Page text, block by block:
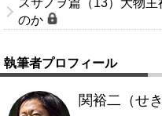
スサノヲ篇（13）大物
のか
執筆者プロフィール
関裕二（せ